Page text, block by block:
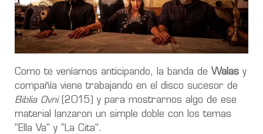
Como te veníamos anticipando, la banda de Walas y
compañía viene trabajando en el disco sucesor de
Biblia Ovni(2015) y para mostrarnos algo de ese
material lanzaron un simple doble con los temas
"Ella Va" y "La Cita".